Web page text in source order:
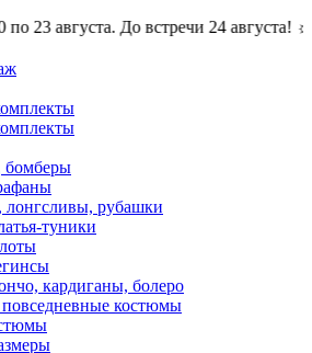
августа. До встречи 24 августа! ☼
бомберы
лонгсливы, рубашки
туники
кардиганы, болеро
костюмы